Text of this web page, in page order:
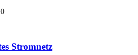
Stromnetz